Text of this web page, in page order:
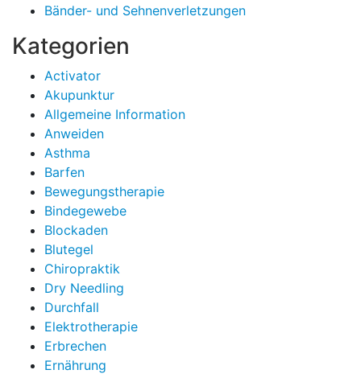
Bänder- und Sehnenverletzungen
Kategorien
Activator
Akupunktur
Allgemeine Information
Anweiden
Asthma
Barfen
Bewegungstherapie
Bindegewebe
Blockaden
Blutegel
Chiropraktik
Dry Needling
Durchfall
Elektrotherapie
Erbrechen
Ernährung